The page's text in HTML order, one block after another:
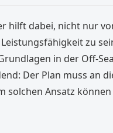
hilft dabei, nicht nur
zu
in der Off-
Der Plan muss an
solchen Ansatz